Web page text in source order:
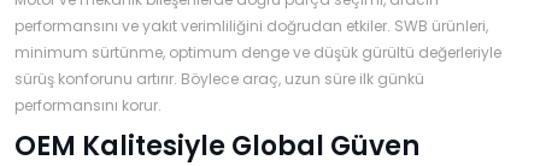
performansını ve yakıt verimliliğini doğrudan etkiler. SWB ürünleri,
minimum sürtünme, optimum denge ve düşük gürültü değerleriyle
sürüş konforunu artırır. Böylece araç, uzun süre ilk günkü
performansını korur.
OEM Kalitesiyle Global Güven